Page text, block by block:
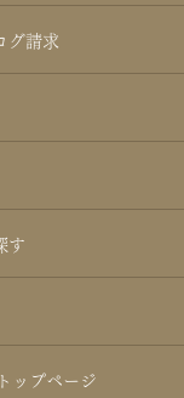
グ請求
す
ップページ